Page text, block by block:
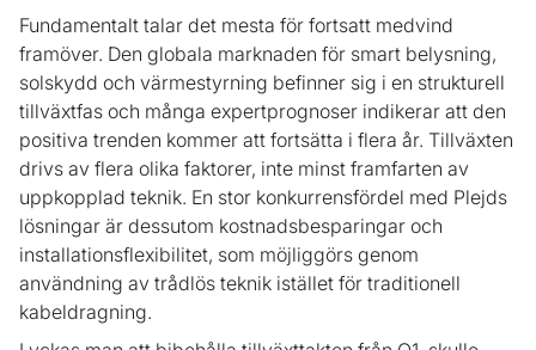
Fundamentalt talar det mesta för fortsatt medvind
framöver. Den globala marknaden för smart belysning,
solskydd och värmestyrning befinner sig i en strukturell
tillväxtfas och många expertprognoser indikerar att den
positiva trenden kommer att fortsätta i flera år. Tillväxten
drivs av flera olika faktorer, inte minst framfarten av
uppkopplad teknik. En stor konkurrensfördel med Plejds
lösningar är dessutom kostnadsbesparingar och
installationsflexibilitet, som möjliggörs genom
användning av trådlös teknik istället för traditionell
kabeldragning.